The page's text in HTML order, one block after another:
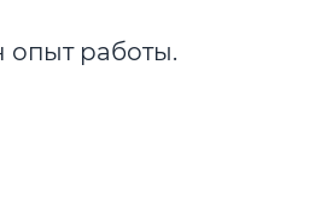
опыт работы.